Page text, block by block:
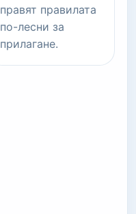
правят правилата
по-лесни за
прилагане.